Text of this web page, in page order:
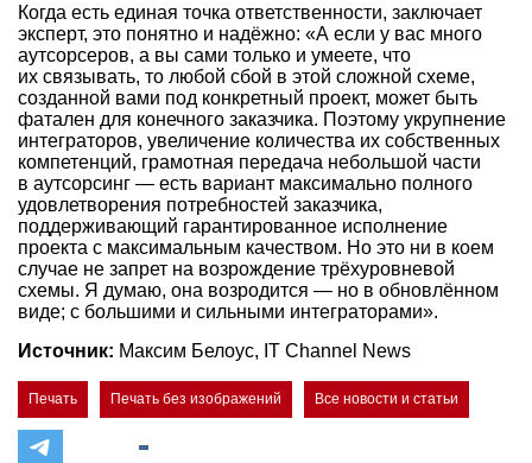
Когда есть единая точка ответственности, заключает
эксперт, это понятно и надёжно: «А если у вас много
аутсорсеров, а вы сами только и умеете, что
их связывать, то любой сбой в этой сложной схеме,
созданной вами под конкретный проект, может быть
фатален для конечного заказчика. Поэтому укрупнение
интеграторов, увеличение количества их собственных
компетенций, грамотная передача небольшой части
в аутсорсинг — есть вариант максимально полного
удовлетворения потребностей заказчика,
поддерживающий гарантированное исполнение
проекта с максимальным качеством. Но это ни в коем
случае не запрет на возрождение трёхуровневой
схемы. Я думаю, она возродится — но в обновлённом
виде; с большими и сильными интеграторами».
Источник: Максим Белоус, IT Channel News
Печать Печать без изображений Все новости и статьи